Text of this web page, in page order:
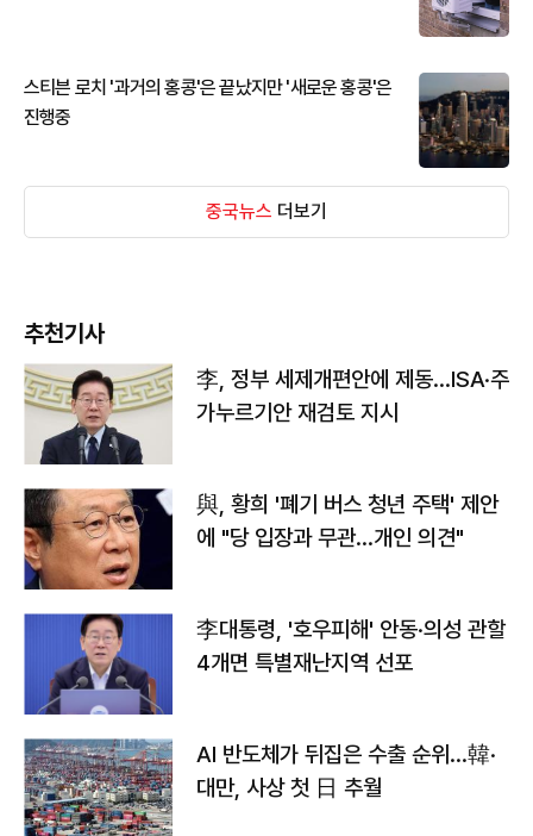
스티븐 로치 '과거의 홍콩'은 끝났지만 '새로운 홍콩'은
진행중
중국뉴스 더보기
추천기사
李, 정부 세제개편안에 제동…ISA·주
가누르기안 재검토 지시
與, 황희 '폐기 버스 청년 주택' 제안
에 "당 입장과 무관…개인 의견"
李대통령, '호우피해' 안동·의성 관할
4개면 특별재난지역 선포
AI 반도체가 뒤집은 수출 순위…韓·
대만, 사상 첫 日 추월